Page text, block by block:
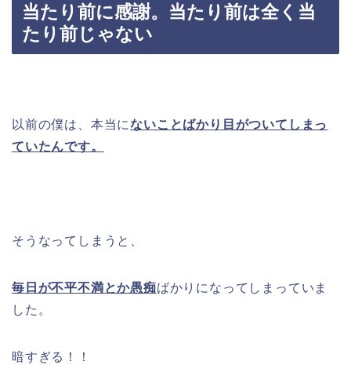
当たり前に感謝。当たり前は全く当
たり前じゃない
以前の僕は、本当にないことばかり目がついてしまっ
ていたんです。
そうなってしまうと、
毎日が不平不満とか愚痴ばかりになってしまっていま
した。
暗すぎる！！